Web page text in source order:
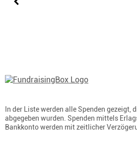
In der Liste werden alle Spenden gezeigt,
abgegeben wurden. Spenden mittels
Bankkonto werden mit zeitlicher